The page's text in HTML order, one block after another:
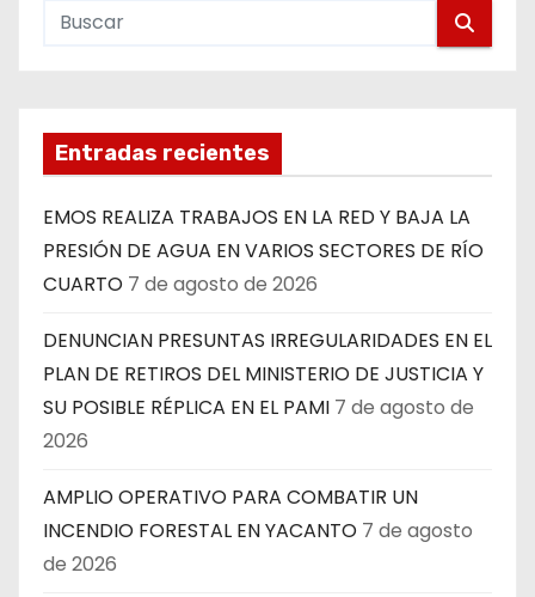
Entradas recientes
EMOS REALIZA TRABAJOS EN LA RED Y BAJA LA
PRESIÓN DE AGUA EN VARIOS SECTORES DE RÍO
CUARTO 7 de agosto de 2026
DENUNCIAN PRESUNTAS IRREGULARIDADES EN EL
PLAN DE RETIROS DEL MINISTERIO DE JUSTICIA Y
SU POSIBLE RÉPLICA EN EL PAMI 7 de agosto de
2026
AMPLIO OPERATIVO PARA COMBATIR UN
INCENDIO FORESTAL EN YACANTO 7 de agosto
de 2026